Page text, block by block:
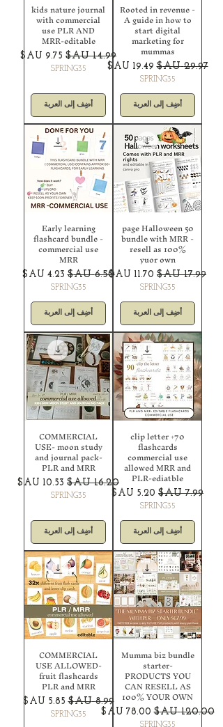
Rooted in revenue -
A guide in how to
start digital
marketing for
mummas
سعر عادي‏29.97 AU$ سعر البيع
SPRING35
أضِف إلى العربة
kids nature journal
with commercial
use PLR AND
MRR-editable
سعر عادي سعر البيع
SPRING35
أضِف إلى العربة
50 page Halloween
bundle with MRR -
resell as 100%
yuor own
سعر عادي سعر البيع
SPRING35
أضِف إلى العربة
Early learning
flashcard bundle -
commercial use
MRR
سعر عادي‏6.50 AU$ سعر البيع
SPRING35
أضِف إلى العربة
70+ clip letter
flashcards
commercial use
allowed MRR and
PLR-ediatble
سعر عادي سعر البيع
SPRING35
أضِف إلى العربة
COMMERCIAL
USE- moon study
and journal pack-
PLR and MRR
سعر عادي سعر البيع
SPRING35
أضِف إلى العربة
Mumma biz bundle
starter-
PRODUCTS YOU
CAN RESELL AS
100% YOUR OWN
سعر عادي‏120.00 AU$ سعر البيع
SPRING35
COMMERCIAL
USE ALLOWED-
fruit flashcards
PLR and MRR
سعر عادي‏8.99 AU$ سعر البيع
SPRING35